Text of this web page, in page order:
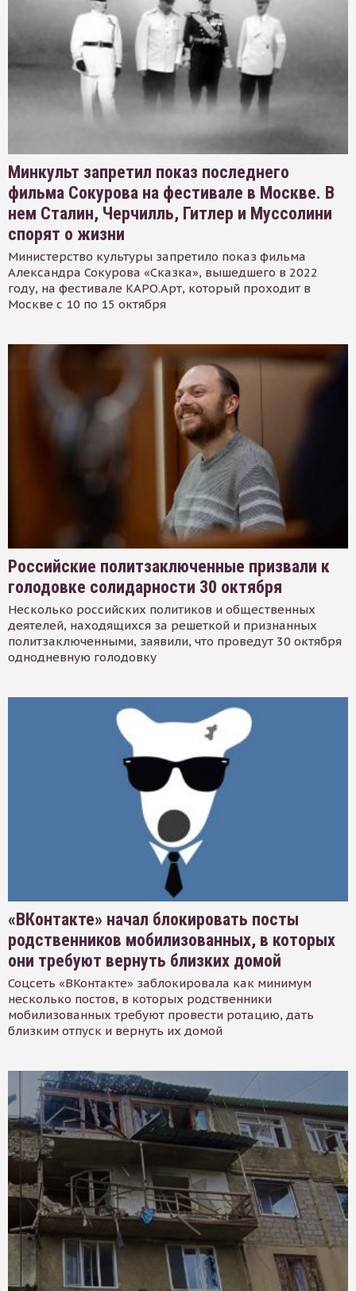
Минкульт запретил показ последнего
фильма Сокурова на фестивале в Москве. В
нем Сталин, Черчилль, Гитлер и Муссолини
спорят о жизни
Министерство культуры запретило показ фильма
Александра Сокурова «Сказка», вышедшего в 2022
году, на фестивале КАРО.Арт, который проходит в
Москве с 10 по 15 октября
Российские политзаключенные призвали к
голодовке солидарности 30 октября
Несколько российских политиков и общественных
деятелей, находящихся за решеткой и признанных
политзаключенными, заявили, что проведут 30 октября
однодневную голодовку
«ВКонтакте» начал блокировать посты
родственников мобилизованных, в которых
они требуют вернуть близких домой
Соцсеть «ВКонтакте» заблокировала как минимум
несколько постов, в которых родственники
мобилизованных требуют провести ротацию, дать
близким отпуск и вернуть их домой